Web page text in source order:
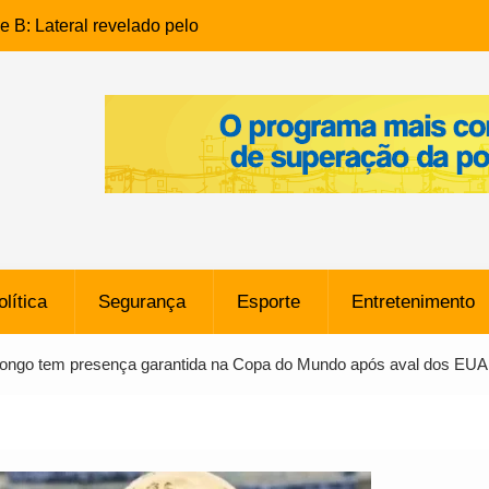
B: Lateral revelado pelo
do Novorizontino de
policial na Bahia prende 14
ligada a ‘Zói de Gato’, do
Freitas: Homem é
bairro Caji
Criminal: Influenciadora
Dívida de R$ 80 Milhões
Segurança Esporte Entretenimento
tem presença garantida na Copa do Mundo após aval dos EUA